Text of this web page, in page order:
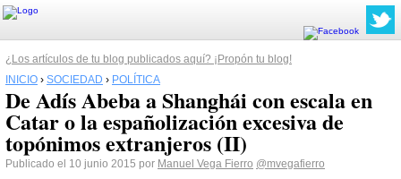
¿Los artículos de tu blog publicados aquí? ¡Propón tu blog!
INICIO › SOCIEDAD › POLÍTICA
De Adís Abeba a Shanghái con escala en
Catar o la españolización excesiva de
topónimos extranjeros (II)
Publicado el 10 junio 2015 por Manuel Vega Fierro @mvegafierro